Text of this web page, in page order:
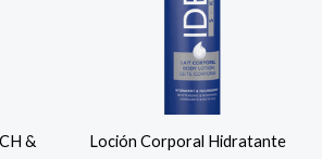
&
Loción Corporal Hidratante